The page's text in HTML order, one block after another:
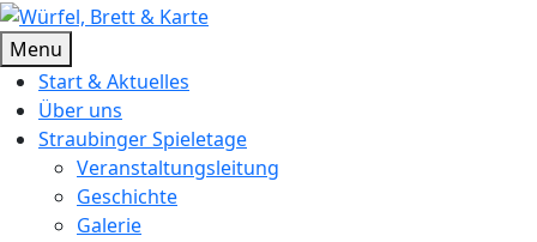
Skip
to
content
Würfel, Brett & Karte
Brettspielverein & Veranstalter Straubinger Spieletage
Menu
Start & Aktuelles
Über uns
Straubinger Spieletage
Veranstaltungsleitung
Geschichte
Galerie